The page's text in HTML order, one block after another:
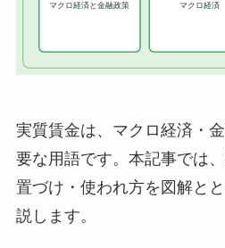
実質賃金は、マクロ経済・
要な用語です。本記事では
置づけ・使われ方を図解と
説します。